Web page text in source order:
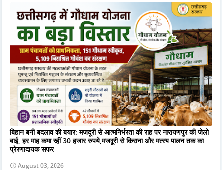
बिहान बनी बदलाव की बयार: मजदूरी से आत्मनिर्भरता की राह पर नारायणपुर की जेलो
बाई, हर माह कमा रहीं 30 हजार रुपये,मजदूरी से किराना और मत्स्य पालन तक का
प्रेरणादायक सफर
August 03, 2026